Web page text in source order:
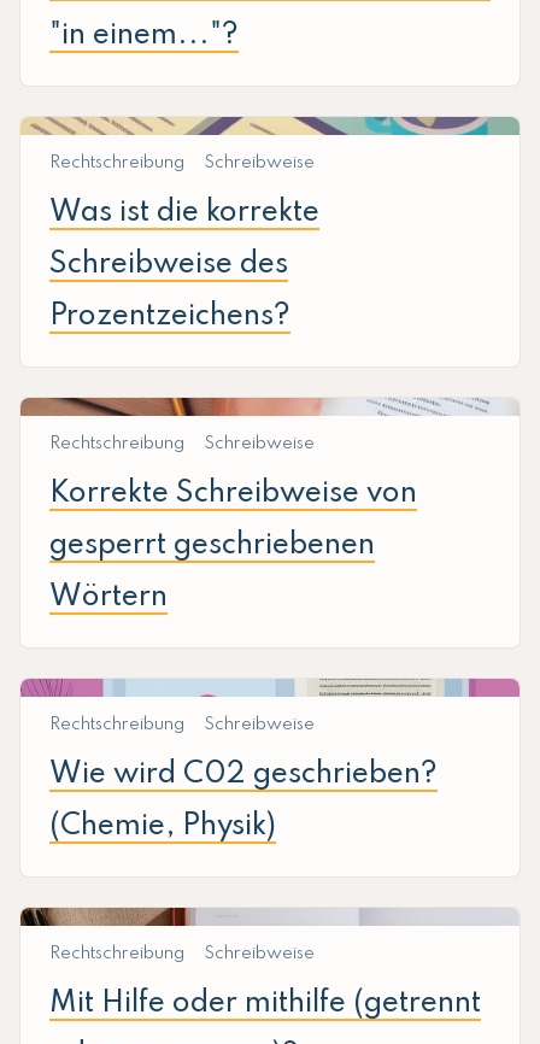
"in einem..."?
Rechtschreibung Schreibweise
Was ist die korrekte
Schreibweise des
Prozentzeichens?
Rechtschreibung Schreibweise
Korrekte Schreibweise von
gesperrt geschriebenen
Wörtern
Rechtschreibung Schreibweise
Wie wird C02 geschrieben?
(Chemie, Physik)
Rechtschreibung Schreibweise
Mit Hilfe oder mithilfe (getrennt